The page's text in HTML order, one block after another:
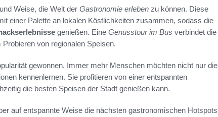
Weise, die Welt der Gastronomie erleben zu können. Diese
einer Palette an lokalen Köstlichkeiten zusammen, sodass die
genießen. Eine Genusstour im Bus verbindet die
von regionalen Speisen.
gewonnen. Immer mehr Menschen möchten nicht nur die
kennenlernen. Sie profitieren von einer entspannten
die besten Speisen der Stadt genießen kann.
auf entspannte Weise die nächsten gastronomischen Hotspots